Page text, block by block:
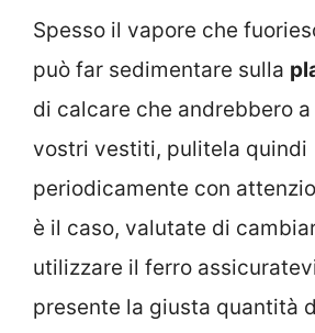
Spesso il vapore che
può far sedimentare sulla
di calcare che andrebbero
vostri vestiti, pulitela quindi
periodicamente con
è il caso, valutate di
utilizzare il ferro
presente la giusta quantità